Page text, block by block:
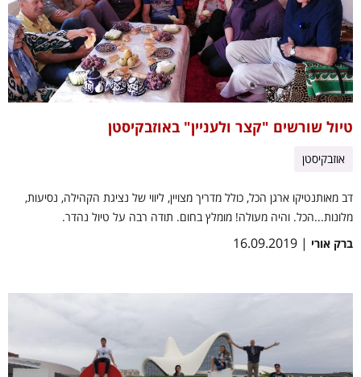
טיול שורשים "קצר ולעניין" באוזבקיסטן
אוזבקיסטן
דב מאותנטיקו ארגן הכל, כולל מדריך מצויין, ליווי של נציגת הקהילה, נסיעות,
מלונות...הכל. והיה מעולה! מומלץ בחום. תודה רבה על טיול נהדר.
ברק אורי | 16.09.2019